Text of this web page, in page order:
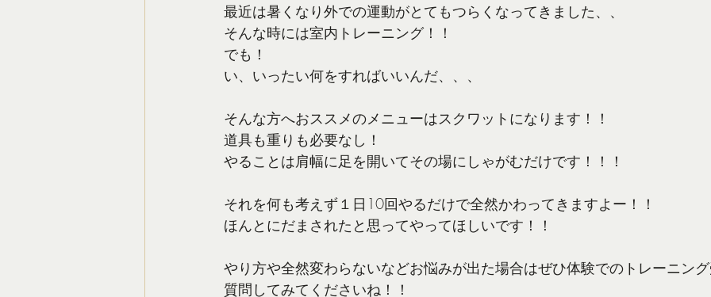
最近は暑くなり外での運動がとてもつらくなってきました、、
そんな時には室内トレーニング！！
でも！
い、いったい何をすればいいんだ、、、
そんな方へおススメのメニューはスクワットになります！！
道具も重りも必要なし！
やることは肩幅に足を開いてその場にしゃがむだけです！！！
それを何も考えず１日10回やるだけで全然かわってきますよー！！
ほんとにだまされたと思ってやってほしいです！！
やり方や全然変わらないなどお悩みが出た場合はぜひ体験でのトレーニン
質問してみてくださいね！！